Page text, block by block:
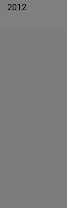
2012